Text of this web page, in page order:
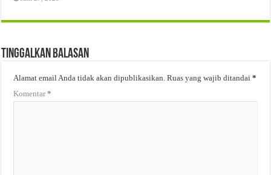
Tinggalkan Balasan
Alamat email Anda tidak akan dipublikasikan. Ruas yang wajib ditandai*
Komentar*